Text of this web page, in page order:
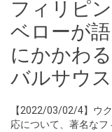
フィリピ
ベローが
にかかわ
バルサウ
【2022/03/02/4】ウ
応について、著名な